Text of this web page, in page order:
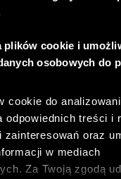
plików cookie i
osobowych do
cookie do
odpowiednich treści i
zainteresowań oraz
w mediach
Za Twoją zgodą
,otwarte,
: bawełna
,z regulacją
nierozpinana
:
80% bawełna,20%